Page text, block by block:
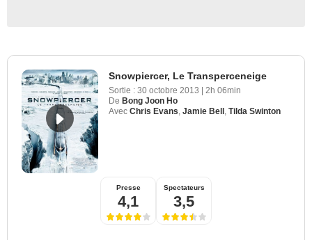
Snowpiercer, Le Transperceneige
Sortie : 30 octobre 2013 | 2h 06min
De Bong Joon Ho
Avec Chris Evans Jamie Bell Tilda Swinton
Presse
4,1
Spectateurs
3,5